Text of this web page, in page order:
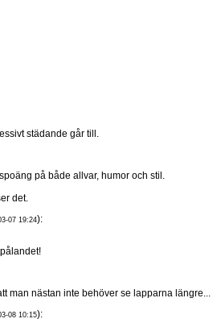
städande går till.
på både allvar, humor och stil.
det.
07 19:24):
man nästan inte behöver se lapparna längre...
08 10:15):